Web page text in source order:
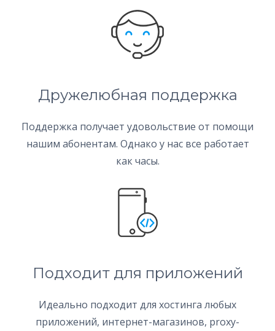
Дружелюбная поддержка
Поддержка получает удовольствие от помощи
нашим абонентам. Однако у нас все работает
как часы.
Подходит для приложений
Идеально подходит для хостинга любых
приложений, интернет-магазинов, proxy-